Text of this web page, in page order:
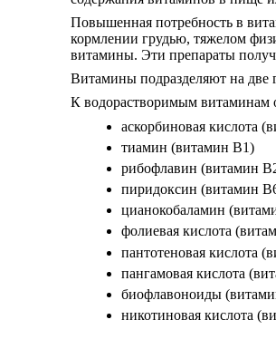
Повышенная потребность в
кормлении грудью, тяжелом
витамины. Эти препараты
Витамины подразделяют на
К водорастворимым витаминам
аскорбиновая кислота
тиамин (витамин В1)
рибофлавин (витамин
пиридоксин (витамин
цианокобаламин
фолиевая кислота
пантотеновая кислота
пангамовая кислота
биофлавоноиды
никотиновая кислота